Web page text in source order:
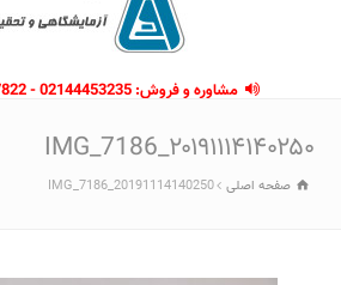
۲۰۱۹۱۱۱۴۱۴۰۲۵۰_IMG_7186
صفحه اصلی 20191114140250_IMG_7186